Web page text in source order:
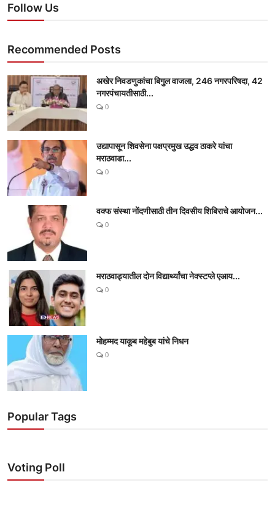
Follow Us
Recommended Posts
अखेर निवडणुकांचा बिगुल वाजला, 246 नगरपरिषदा, 42
नगरपंचायतीसाठी...
0
उद्यापासून शिवसेना पक्षप्रमुख उद्धव ठाकरे यांचा
मराठवाडा...
0
वक्फ संस्था नोंदणीसाठी तीन दिवसीय शिबिराचे आयोजन...
0
मराठवाड्यातील दोन विद्यार्थ्यांचा नेक्स्टप्ले एआय...
0
मोहम्मद याकूब महेबुब यांचे निधन
0
Popular Tags
Voting Poll